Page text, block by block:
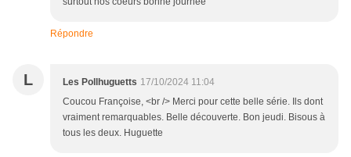
Répondre
L Les Pollhuguetts 17/10/2024 11:04
Coucou Françoise, <br /> Merci pour cette belle série. Ils dont
vraiment remarquables. Belle découverte. Bon jeudi. Bisous à
tous les deux. Huguette